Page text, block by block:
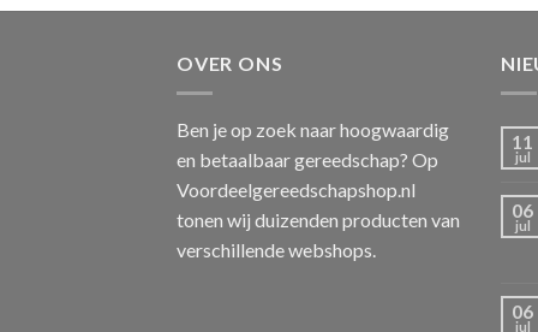
OVER ONS
Ben je op zoek naar hoogwaardig
en betaalbaar gereedschap? Op
Voordeelgereedschapshop.nl
tonen wij duizenden producten van
verschillende webshops.
11
jul
06
jul
06
jul